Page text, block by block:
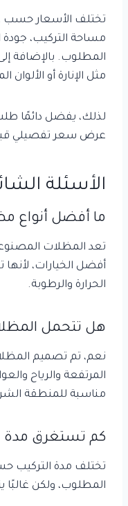
تختلف الأسعار حسب
مساحة التركيب،
المطلوب. بالإضافة
مثل الإنارة أو
لذلك، يفضل دائمًا
عرض سعر تفصيلي قبل
الأسئلة
ما أفضل أنواع
أفضل الخيارات، لأنها
الحرارة والرطوبة.
هل تتحمل
نعم، تم تصميم
المرتفعة والرياح
مناسبة للمنطقة
كم تستغرق مدة
تختلف مدة التركيب
المطلوب، ولكن غالبًا